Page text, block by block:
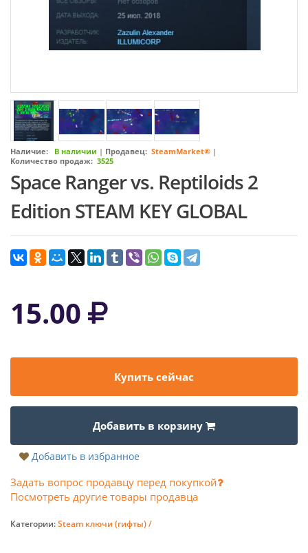
Наличие: В наличии | Продавец: SteamMarket® |
Количество продаж: 3525
Space Ranger vs. Reptiloids 2
Edition STEAM KEY GLOBAL
15.00
Купить сейчас
Добавить в корзину
Добавить в избранное
Задать вопрос продавцу перед покупкой
Посмотреть другие товары продавца
Категории:Steam ключи (гифты) /